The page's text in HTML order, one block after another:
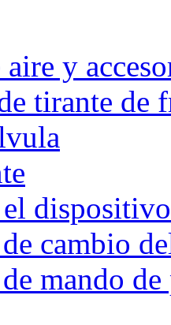
y
tirante de
cambio
mando de